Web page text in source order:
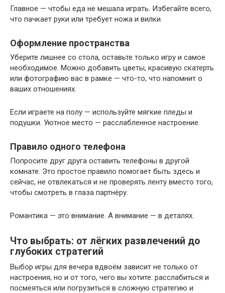
Главное — чтобы еда не мешала играть. Избегайте всего,
что пачкает руки или требует ножа и вилки.
Оформление пространства
Уберите лишнее со стола, оставьте только игру и самое
необходимое. Можно добавить цветы, красивую скатерть
или фотографию вас в рамке — что-то, что напомнит о
ваших отношениях.
Если играете на полу — используйте мягкие пледы и
подушки. Уютное место — расслабленное настроение.
Правило одного телефона
Попросите друг друга оставить телефоны в другой
комнате. Это простое правило помогает быть здесь и
сейчас, не отвлекаться и не проверять ленту вместо того,
чтобы смотреть в глаза партнёру.
Романтика — это внимание. А внимание — в деталях.
Что выбрать: от лёгких развлечений до
глубоких стратегий
Выбор игры для вечера вдвоём зависит не только от
настроения, но и от того, чего вы хотите: расслабиться и
посмеяться или погрузиться в сложную стратегию и